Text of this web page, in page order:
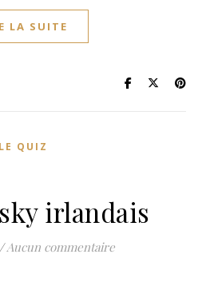
LA SUITE
LE QUIZ
irlandais
/ Aucun commentaire